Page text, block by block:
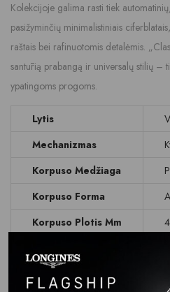
Kolekcijoje galima rasti tiek
pasižyminčių minimalistiniais
raštais bei rafinuotomis detalėmis.
santūrią prabangą ir universalų stilių –
ypatingoms progoms.
Lytis
Mechanizmas
Korpuso Medžiaga
Korpuso Forma
Korpuso Plotis Mm
Ciferblato Spalva